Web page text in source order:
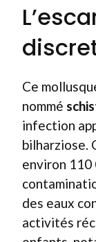
Ce
nommé
infection
bilharziose.
environ 110
des eaux
activités